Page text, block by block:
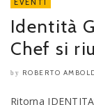
EVENTI
Identità
Chef si
by ROBERTO
Ritorna